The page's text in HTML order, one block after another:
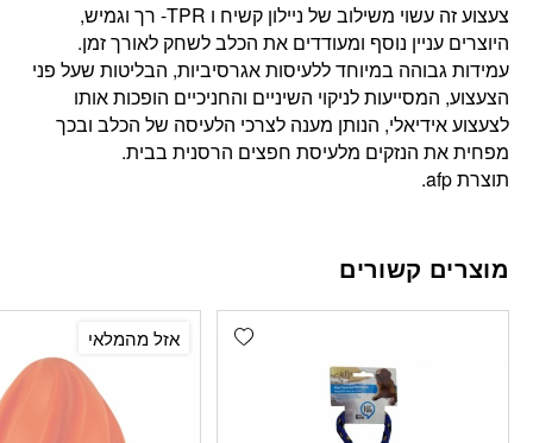
צעצוע זה עשוי משילוב של ניילון קשיח ו TPR- רך וגמיש,
היוצרים עניין נוסף ומעודדים את הכלב לשחק לאורך זמן.
עמידות גבוהה במיוחד ללעיסות אגרסיביות, הבליטות שעל פני
הצעצוע, המסייעות לניקוי השיניים והחניכיים הופכות אותו
לצעצוע אידיאלי, הנותן מענה לצרכי הלעיסה של הכלב ובכך
מפחית את הנזקים מלעיסת חפצים הרסנית בבית.
תוצרת afp.
מוצרים קשורים
Add wishlistאזל מהמלאי